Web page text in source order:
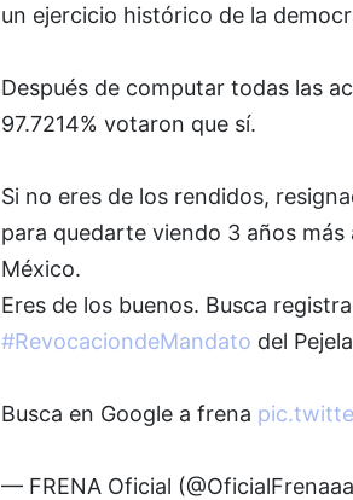
un ejercicio histórico de la
Después de computar todas las
97.7214% votaron que sí.
Si no eres de los rendidos,
para quedarte viendo 3 años más
México.
Eres de los buenos. Busca
#RevocaciondeMandato del
Busca en Google a frena
— FRENA Oficial